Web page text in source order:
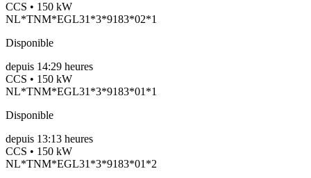
CCS • 150 kW
NL*TNM*EGL31*3*9183*02*1
Disponible
depuis 14:29 heures
CCS • 150 kW
NL*TNM*EGL31*3*9183*01*1
Disponible
depuis 13:13 heures
CCS • 150 kW
NL*TNM*EGL31*3*9183*01*2